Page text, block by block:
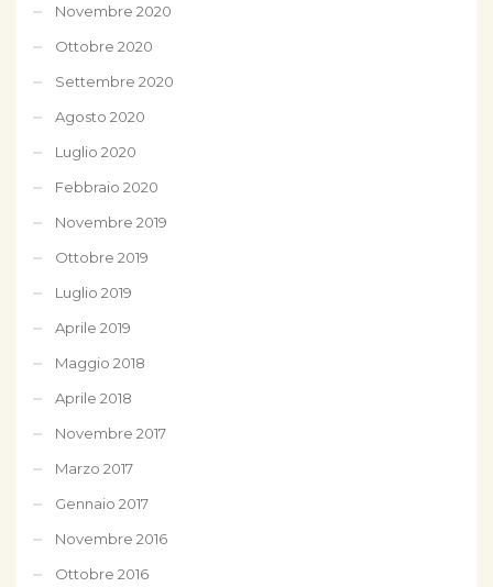
Novembre 2020
Ottobre 2020
Settembre 2020
Agosto 2020
Luglio 2020
Febbraio 2020
Novembre 2019
Ottobre 2019
Luglio 2019
Aprile 2019
Maggio 2018
Aprile 2018
Novembre 2017
Marzo 2017
Gennaio 2017
Novembre 2016
Ottobre 2016